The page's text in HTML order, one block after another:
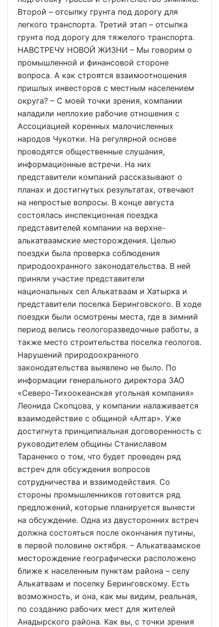
Второй – отсыпку грунта под дорогу для
легкого транспорта. Третий этап – отсыпка
грунта под дорогу для тяжелого транспорта.
НАВСТРЕЧУ НОВОЙ ЖИЗНИ – Мы говорим о
промышленной и финансовой стороне
вопроса. А как строятся взаимоотношения
пришлых инвесторов с местным населением
округа? – С моей точки зрения, компании
наладили неплохие рабочие отношения с
Ассоциацией коренных малочисленных
народов Чукотки. На регулярной основе
проводятся общественные слушания,
информационные встречи. На них
представители компаний рассказывают о
планах и достигнутых результатах, отвечают
на непростые вопросы. В конце августа
состоялась инспекционная поездка
представителей компании на верхне-
алькатваамские месторождения. Целью
поездки была проверка соблюдения
природоохранного законодательства. В ней
приняли участие представители
национальных сел Алькатваам и Хатырка и
представители поселка Беринговского. В ходе
поездки были осмотрены места, где в зимний
период велись геологоразведочные работы, а
также место строительства поселка геологов.
Нарушений природоохранного
законодательства выявлено не было. По
информации генерального директора ЗАО
«Северо-Тихоокеанская угольная компания»
Леонида Скопцова, у компании налаживается
взаимодействие с общиной «Алтар». Уже
достигнута принципиальная договоренность с
руководителем общины Станиславом
Тараненко о том, что будет проведен ряд
встреч для обсуждения вопросов
сотрудничества и взаимодействия. Со
стороны промышленников готовится ряд
предложений, которые планируется вынести
на обсуждение. Одна из двусторонних встреч
должна состояться после окончания путины,
в первой половине октября. – Алькатваамское
месторождение географически расположено
ближе к населенным пунктам района – селу
Алькатваам и поселку Беринговскому. Есть
возможность, и она, как мы видим, реальная,
по созданию рабочих мест для жителей
Анадырского района. Как вы, с точки зрения